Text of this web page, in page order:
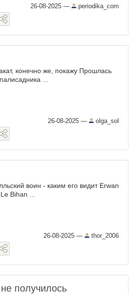
26-08-2025 — periodika_com
конечно же, покажу Прошлась
...
26-08-2025 — olga_sol
воин - каким его видит Erwan
Bihan ...
26-08-2025 — thor_2006
получилось